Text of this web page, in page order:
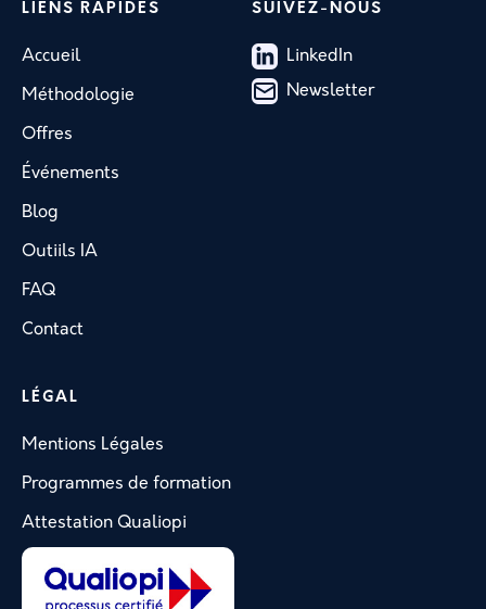
LIENS RAPIDES
Accueil
Méthodologie
Offres
Événements
Blog
Outiils IA
FAQ
Contact
SUIVEZ-NOUS
LinkedIn
Newsletter
LÉGAL
Mentions Légales
Programmes de formation
Attestation Qualiopi